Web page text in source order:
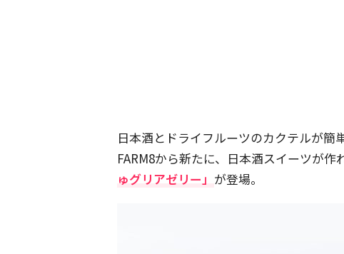
日本酒とドライフルーツのカクテルが簡
FARM8から新たに、日本酒スイーツが作
ゅグリアゼリー」 が登場。